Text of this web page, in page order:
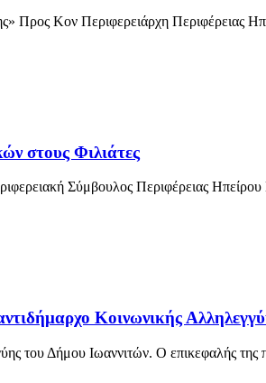
Κον Περιφερειάρχη Περιφέρειας
στους Φιλιάτες
Σύμβουλος Περιφέρειας
Κοινωνικής
του Δήμου Ιωαννιτών. Ο επικεφαλής της